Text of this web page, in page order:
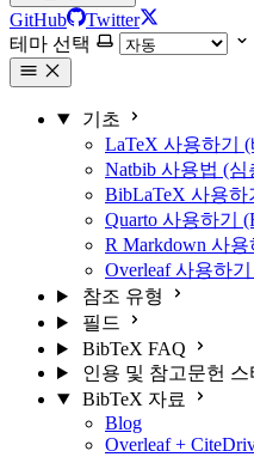
GitHub
Twitter
테마 선택
기초
LaTeX 사용하기
Natbib 사용법 (
BibLaTeX 사용
Quarto 사용하기
R Markdown 사
Overleaf 사용하
참조 유형
필드
BibTeX FAQ
인용 및 참고문헌 스
BibTeX 자료
Blog
Overleaf +